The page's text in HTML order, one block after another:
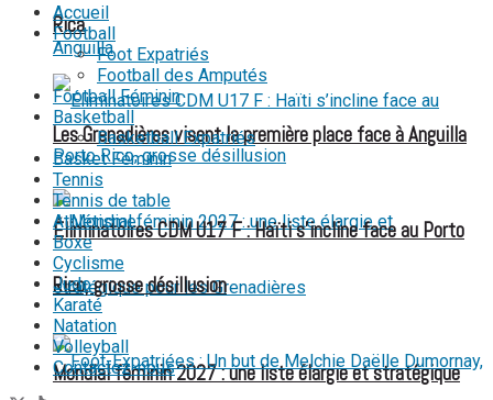
Les Grenadières visent la première place face à Anguilla
Mondial féminin 2027 : une liste élargie et stratégique
Rica
Éliminatoires CDM U17 F : Haïti s’incline face au Porto
Rico, grosse désillusion
Accueil
Football
Foot Expatriés
Football des Amputés
Football Féminin
Basketball
Basketball Expatriés
Basket Féminin
Tennis
Tennis de table
Athlétisme
Boxe
Cyclisme
Judo
Karaté
Natation
Volleyball
Contactez-nous